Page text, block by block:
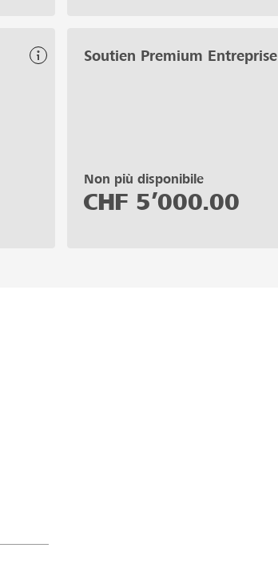
Soutien Premium Entreprise
Non più disponibile
CHF 5’000.00